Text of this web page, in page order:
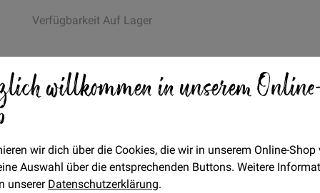
willkommen in unserem
wir dich über die Cookies, die wir in unserem Online-Shop
Auswahl über die entsprechenden Buttons. Weitere
unsererDatenschutzerklärung.
VerfügbarkeitAuf Lager
für
gruppiertes
€/Meter(Freie Eingabe)
22,00 €
FAT QUARTER(ca. 50 x 55 cm)
6,00 €